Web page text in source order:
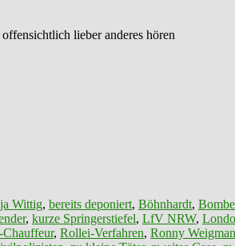
lieber anderes hören
Wittig, bereits deponiert, Böhnhardt,
, kurze Springerstiefel, LfV NRW,
Chauffeur, Rollei-Verfahren, Ronny